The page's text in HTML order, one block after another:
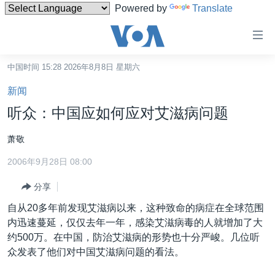
Powered by Translate
碍
链
接
跳
转
内
转
到
导
航
台湾
港澳
国际
最新国际新闻
印太
中东
分类新闻
经济·金融·贸易
人权·法律·宗教
美中关系
热点专题
中国时间 15:28 2026年8月8日 星期六
新闻
听众：中国应如何应对艾滋病问题
萧敬
2006年9月28日 08:00
分享
自从20多年前发现艾滋病以来，这种致命的病症在全球范围
内迅速蔓延，仅仅去年一年，感染艾滋病毒的人就增加了大
约500万。在中国，防治艾滋病的形势也十分严峻。几位听
众发表了他们对中国艾滋病问题的看法。